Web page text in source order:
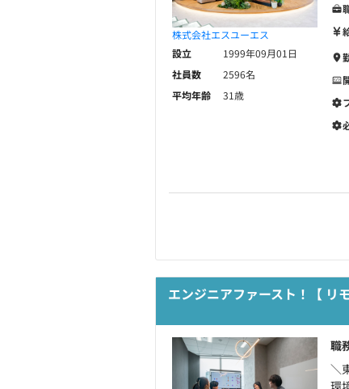
株式会社エスユーエス
設立
1999年09月01日
社員数
2596名
平均年齢
31歳
エンジニアファースト！【 リ
職
＼
環